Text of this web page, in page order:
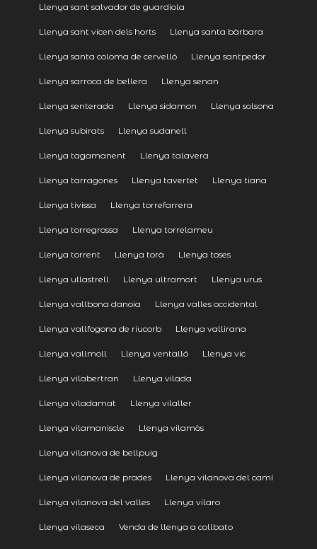
Llenya sant salvador de guardiola
Llenya sant vicen dels horts Llenya santa bàrbara
Llenya santa coloma de cervelló Llenya santpedor
Llenya sarroca de bellera Llenya senan
Llenya senterada Llenya sidamon Llenya solsona
Llenya subirats Llenya sudanell
Llenya tagamanent Llenya talavera
Llenya tarragones Llenya tavertet Llenya tiana
Llenya tivissa Llenya torrefarrera
Llenya torregrossa Llenya torrelameu
Llenya torrent Llenya torà Llenya toses
Llenya ullastrell Llenya ultramort Llenya urus
Llenya vallbona danoia Llenya valles occidental
Llenya vallfogona de riucorb Llenya vallirana
Llenya vallmoll Llenya ventalló Llenya vic
Llenya vilabertran Llenya vilada
Llenya viladamat Llenya vilaller
Llenya vilamaniscle Llenya vilamòs
Llenya vilanova de bellpuig
Llenya vilanova de prades Llenya vilanova del camí
Llenya vilanova del valles Llenya vilaro
Llenya vilaseca Venda de llenya a collbato